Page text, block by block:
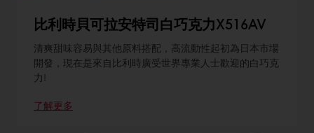
比利時貝可拉安特司白巧克力X516AV
清爽甜味容易與其他原料搭配，高流動性起初為日本市場
開發，現在是來自比利時廣受世界專業人士歡迎的白巧克
力!
了解更多